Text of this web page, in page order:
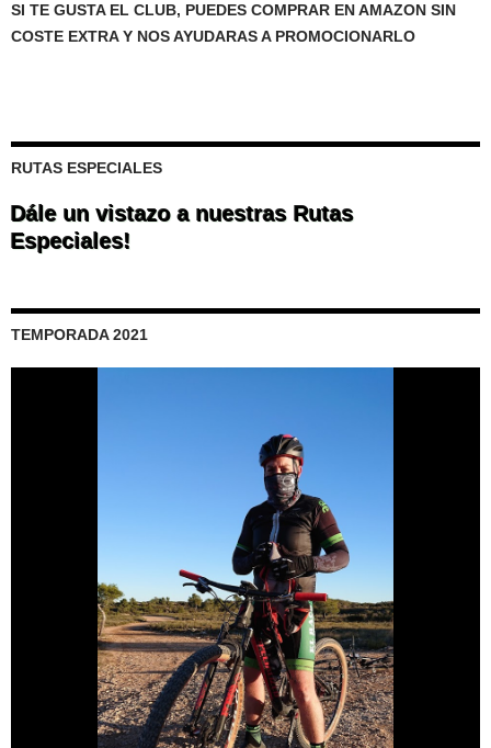
SI TE GUSTA EL CLUB, PUEDES COMPRAR EN AMAZON SIN
COSTE EXTRA Y NOS AYUDARAS A PROMOCIONARLO
RUTAS ESPECIALES
Dále un vistazo a nuestras Rutas
Especiales!
TEMPORADA 2021